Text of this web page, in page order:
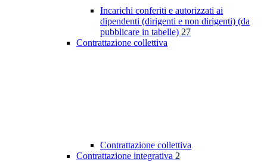
Incarichi conferiti e autorizzati ai
dipendenti (dirigenti e non dirigenti) (da
pubblicare in tabelle) 27
Contrattazione collettiva
Contrattazione collettiva
Contrattazione integrativa 2